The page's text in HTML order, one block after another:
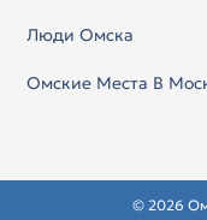
Люди Омска
Омские Места В
© 2026